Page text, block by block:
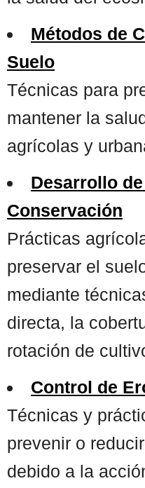
Métodos de
Suelo
Técnicas para
mantener la
agrícolas y
Desarrollo
Conservación
Prácticas
preservar el
mediante
directa, la
rotación de
Control de
Técnicas y
prevenir o
debido a la